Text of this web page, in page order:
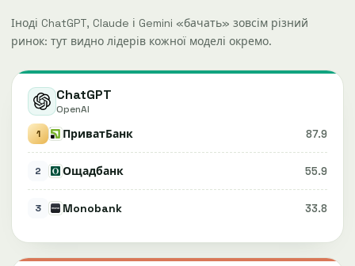
Іноді ChatGPT, Claude і Gemini «бачать» зовсім різний
ринок: тут видно лідерів кожної моделі окремо.
ChatGPT
OpenAI
1
ПриватБанк 87.9
2 Ощадбанк 55.9
3 Monobank 33.8